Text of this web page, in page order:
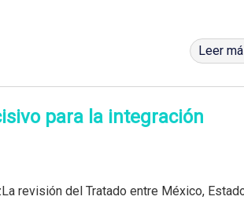
Leer
para la integración
revisión del Tratado entre México,